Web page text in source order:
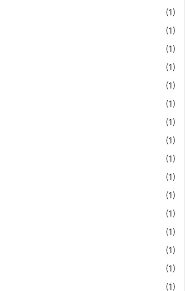
(1)
(1)
(1)
(1)
(1)
(1)
(1)
(1)
(1)
(1)
(1)
(1)
(1)
(1)
(1)
(1)